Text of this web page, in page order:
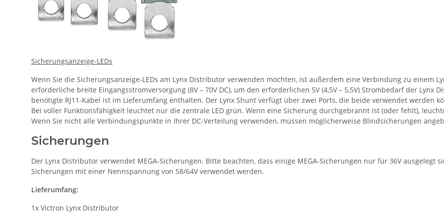
Sicherungsanzeige-LEDs
Wenn Sie die Sicherungsanzeige-LEDs am Lynx Distributor verwenden möchten, ist außerdem eine Verbindung zu einem
erforderliche breite Eingangsstromversorgung (8V – 70V DC), um den erforderlichen 5V (4,5V – 5,5V) Strombedarf der
benötigte RJ11-Kabel ist im Lieferumfang enthalten. Der Lynx Shunt verfügt über zwei Ports, die beide verwendet werden
Bei voller Funktionsfähigkeit leuchtet nur die zentrale LED grün. Wenn eine Sicherung durchgebrannt ist (oder fehlt),
Wenn Sie nicht alle Verbindungspunkte in Ihrer DC-Verteilung verwenden, müssen möglicherweise Blindsicherungen
Sicherungen
Der Lynx Distributor verwendet MEGA-Sicherungen. Bitte beachten, dass einige MEGA-Sicherungen nur für 36V ausgelegt
Sicherungen mit einer Nennspannung von 58/64V verwendet werden.
Lieferumfang:
1x Victron Lynx Distributor